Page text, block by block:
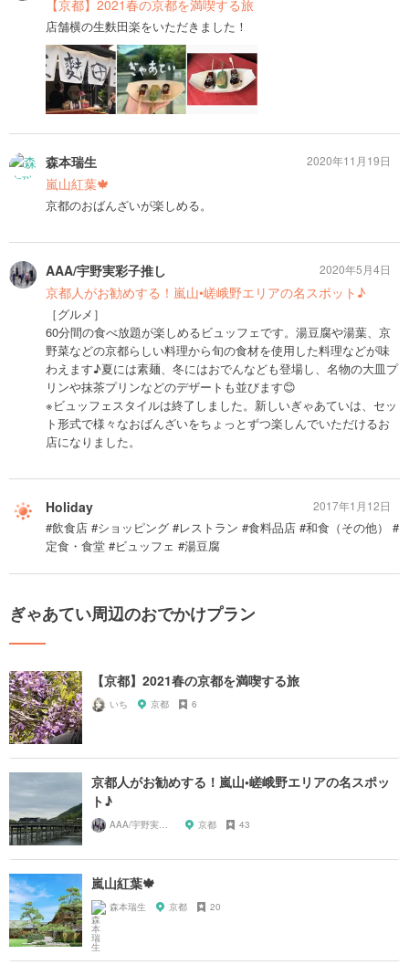
【京都】2021春の京都を満喫する旅
店舗横の生麩田楽をいただきました！
森本瑞生
嵐山紅葉🍁
京都のおばんざいが楽しめる。
2020年11月19日
AAA/宇野実彩子推し
京都人がお勧めする！嵐山•嵯峨野エリアの名スポット♪
［グルメ］
60分間の食べ放題が楽しめるビュッフェです。湯豆腐や湯葉、京
野菜などの京都らしい料理から旬の食材を使用した料理などが味
わえます♪夏には素麺、冬にはおでんなども登場し、名物の大皿プ
リンや抹茶プリンなどのデザートも並びます😊
※ビュッフェスタイルは終了しました。新しいぎゃあていは、セッ
ト形式で様々なおばんざいをちょっとずつ楽しんでいただけるお
店になりました。
2020年5月4日
Holiday
#飲食店 #ショッピング #レストラン #食料品店 #和食（その他） #
定食・食堂 #ビュッフェ #湯豆腐
2017年1月12日
ぎゃあてい周辺のおでかけプラン
【京都】2021春の京都を満喫する旅
いち 京都 6
京都人がお勧めする！嵐山•嵯峨野エリアの名スポッ
ト♪
AAA/宇野実彩子推し 京都 43
嵐山紅葉🍁
森本瑞生 京都 20